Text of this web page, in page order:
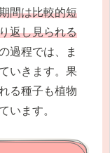
間は比較的短
返し見られる
過程では、ま
いきます。果
る種子も植物
います。